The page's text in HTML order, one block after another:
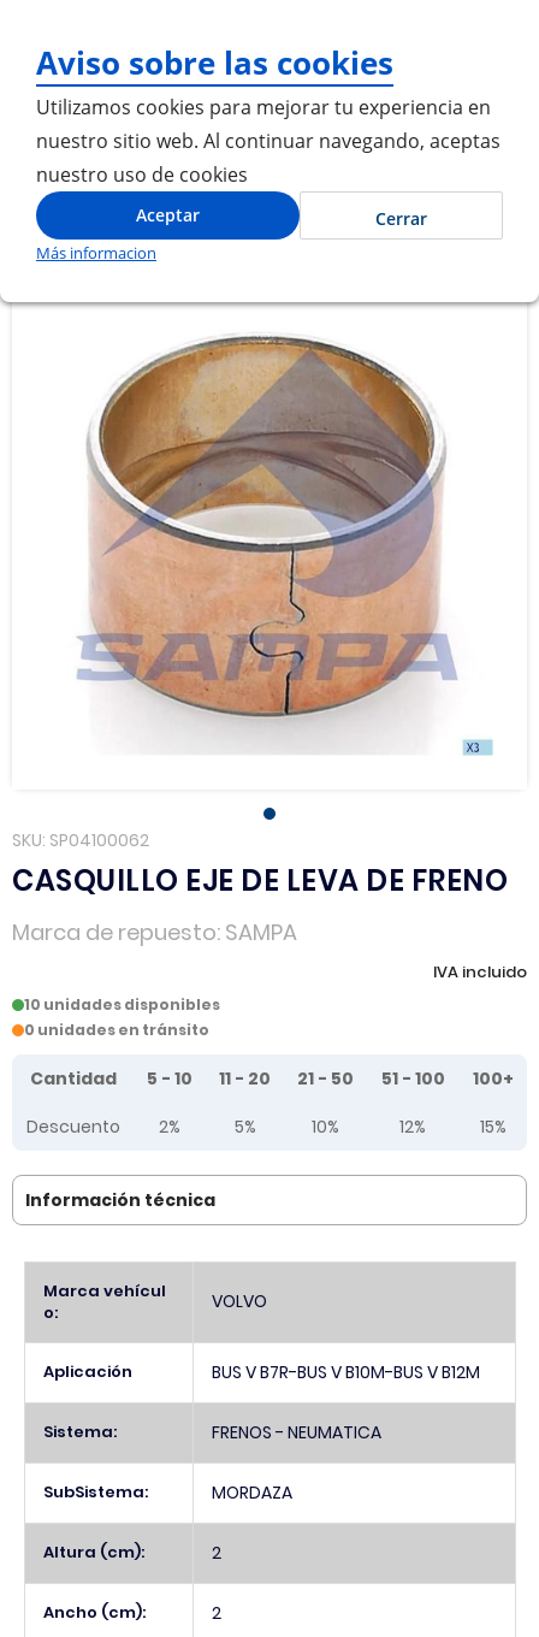
Aviso sobre las cookies
Utilizamos cookies para mejorar tu experiencia en
nuestro sitio web. Al continuar navegando, aceptas
nuestro uso de cookies
Aceptar Cerrar
Más informacion
Inicio CASQUILLO EJE DE LEVA DE FRENO
SKU SP04100062
CASQUILLO EJE DE LEVA DE FRENO
Marca de repuesto SAMPA
IVA incluido
10 unidades disponibles
0 unidades en tránsito
Tier prices table
Cantidad 5 - 10 11 - 20 21 - 50 51 - 100
100+
Descuento
2% 5% 10% 12% 15%
Información técnica
Información
Marca vehícul
o:
VOLVO
Aplicación BUS V B7R-BUS V B10M-BUS V B12M
Sistema: FRENOS - NEUMATICA
SubSistema: MORDAZA
Altura (cm): 2
Ancho (cm): 2